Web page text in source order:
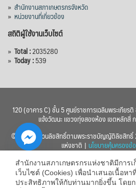
» สำนักงานสภาเกษตรกรจังหวัด
» หน่วยงานที่เกี่ยวข้อง
สถิติผู้ใช้งานเว็บไซต์
» Total :2035280
» Today :539
120 (อาคาร C) ชั้น 5 ศูนย์ราชการเฉลิมพระเกีย
แจ้งวัฒนะ แขวงทุ่งสองห้อง เขตหลักสี่
© 2560 สงวนลิขสิทธิ์ตามพระราชบัญญัติลิขสิทธิ์
แห่งชาติ | นโยบายคุ้มครองข้
สำนักงานสภาเกษตรกรแห่งชาติมีการ
เว็บไซต์ (Cookies) เพื่อนำเสนอเนื้อหา
ประสิทธิภาพให้กับท่านมากยิ่งขึ้น โดย